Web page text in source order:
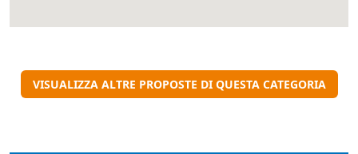
VISUALIZZA ALTRE PROPOSTE DI QUESTA CATEGORIA